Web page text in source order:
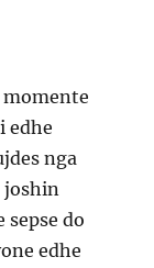
edhe
nga
joshin
do
edhe